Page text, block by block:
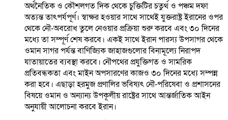
অর্থনৈতিক ও কৌশলগত দিক থেকে চুক্তিটির চতুর্থ ও পঞ্চম দফা
অত্যন্ত তাৎপর্যপূর্ণ। স্বাক্ষর হওয়ার সাথে সাথেই যুক্তরাষ্ট্র ইরানের ওপর
থেকে নৌ-অবরোধ তুলে নেওয়ার প্রক্রিয়া শুরু করবে এবং ৩০ দিনের
মধ্যে তা সম্পূর্ণ শেষ করবে। একই সাথে ইরান পারস্য উপসাগর থেকে
ওমান সাগর পর্যন্ত বাণিজ্যিক জাহাজগুলোর বিনামূল্যে নিরাপদ
যাতায়াতের ব্যবস্থা করবে। নৌপথের প্রযুক্তিগত ও সামরিক
প্রতিবন্ধকতা এবং মাইন অপসারণের কাজও ৩০ দিনের মধ্যে সম্পন্ন
করা হবে। এছাড়া হরমুজ প্রণালির ভবিষ্যৎ নৌ-পরিষেবা ও প্রশাসনের
বিষয়ে ওমান ও অন্যান্য উপকূলীয় রাষ্ট্রের সাথে আন্তর্জাতিক আইন
অনুযায়ী আলোচনা করবে ইরান।